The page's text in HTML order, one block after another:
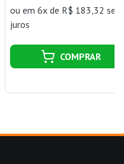
ouem 6x de R$ 183,32 sem
juros
COMPRAR